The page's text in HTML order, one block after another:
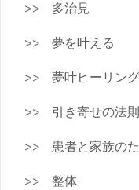
多治見
夢を叶える
夢叶ヒーリング
引き寄せの法則
患者と家族の
整体